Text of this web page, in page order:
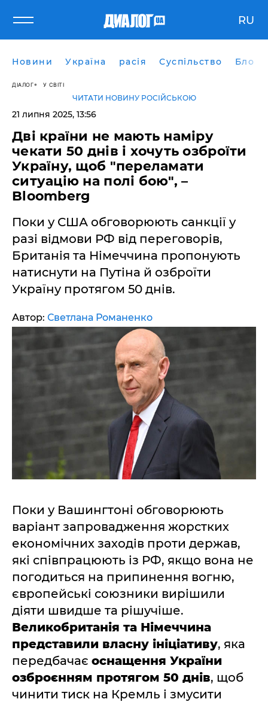
RU
Новини Україна расія Суспільство Блоги
ДІАЛОГ У СВІТІ
ЧИТАТИ НОВИНУ РОСІЙСЬКОЮ
21 липня 2025, 13:56
Дві країни не мають наміру
чекати 50 днів і хочуть озброїти
Україну, щоб "переламати
ситуацію на полі бою", –
Bloomberg
Поки у США обговорюють санкції у
разі відмови РФ від переговорів,
Британія та Німеччина пропонують
натиснути на Путіна й озброїти
Україну протягом 50 днів.
Автор: Светлана Романенко
Поки у Вашингтоні обговорюють
варіант запровадження жорстких
економічних заходів проти держав,
які співпрацюють із РФ, якщо вона не
погодиться на припинення вогню,
європейські союзники вирішили
діяти швидше та рішучіше.
Великобританія та Німеччина
представили власну ініціативу, яка
передбачає оснащення України
озброєнням протягом 50 днів, щоб
чинити тиск на Кремль і змусити